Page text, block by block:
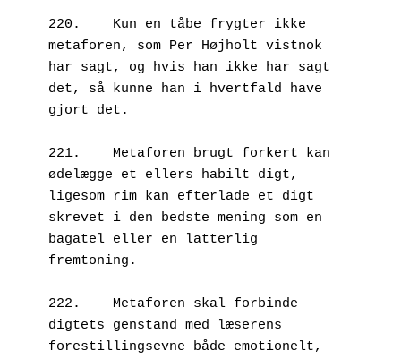
220.	Kun en tåbe frygter ikke
metaforen, som Per Højholt vistnok
har sagt, og hvis han ikke har sagt
det, så kunne han i hvertfald have
gjort det.
221.	Metaforen brugt forkert kan
ødelægge et ellers habilt digt,
ligesom rim kan efterlade et digt
skrevet i den bedste mening som en
bagatel eller en latterlig
fremtoning.
222.	Metaforen skal forbinde
digtets genstand med læserens
forestillingsevne både emotionelt,